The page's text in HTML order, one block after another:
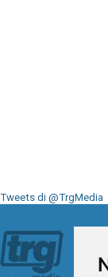
Tweets di @TrgMedia